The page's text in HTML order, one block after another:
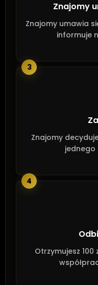
Znajomy
Znajomy umawia
informuje
3
Znajomy
jednego
4
Otrzymujesz